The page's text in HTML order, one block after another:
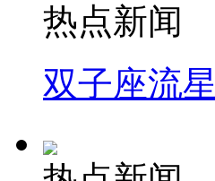
热点新闻
双子座流